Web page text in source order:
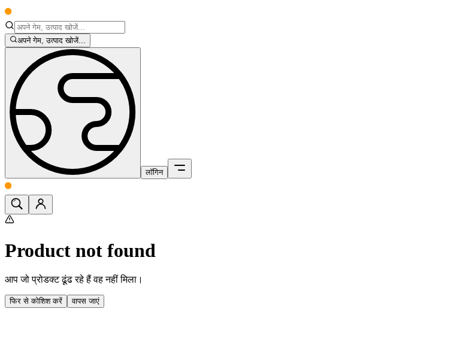
अपने गेम, उत्पाद खोजें...
लॉगिन
Product not found
आप जो प्रोडक्ट ढूंढ रहे हैं वह नहीं मिला।
फिर से कोशिश करें वापस जाएं